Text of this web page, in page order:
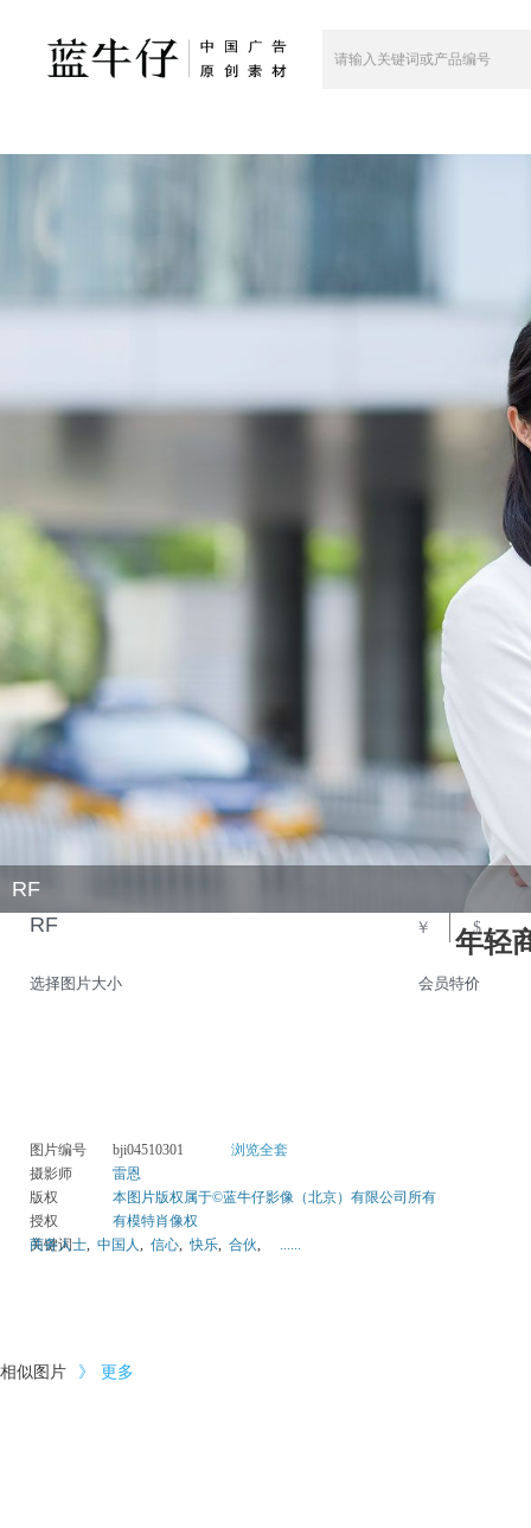
RF
年轻
选择图片大小 会员特价
RF ￥ $
图片编号 bji04510301
浏览全套
摄影师
雷恩
版权
本图片版权属于©蓝牛仔影像（北京）有限公司所有
授权
有模特肖像权
关键词
商务人士, 中国人, 信心,快乐, 合伙, ......
相似图片 》 更多